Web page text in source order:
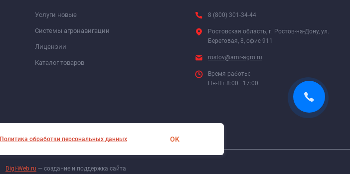
Услуги новые
Системы агронавигации
Лицензии
Каталог товаров
8 (800) 301-34-44
Ростовская область, г. Ростов-на-Дону, ул.
Береговая, 8, офис 911
rostov@amr-agro.ru
Время работы:
Пн-Пт 8:00—17:00
Digi-Web.ru — создание и поддержка сайта
Политика обработки персональных данных OK